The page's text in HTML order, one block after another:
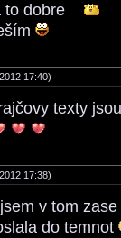
to dobre
17:40)
texty
17:38)
v tom
do temnot